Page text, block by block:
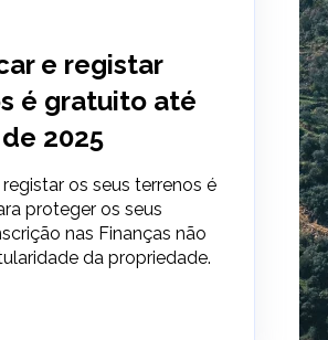
e registar
é gratuito até
2025
os seus terrenos é
proteger os seus
nas Finanças não
da propriedade.